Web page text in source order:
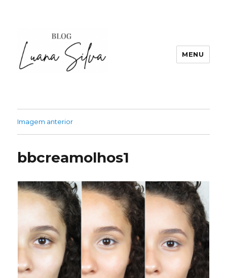
MENU
Imagem anterior
bbcreamolhos1